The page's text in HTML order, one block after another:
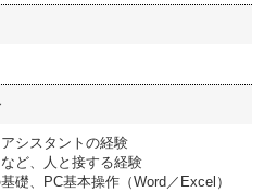
シスタントの経験
ど、人と接する経験
礎、PC基本操作（Word／Excel）